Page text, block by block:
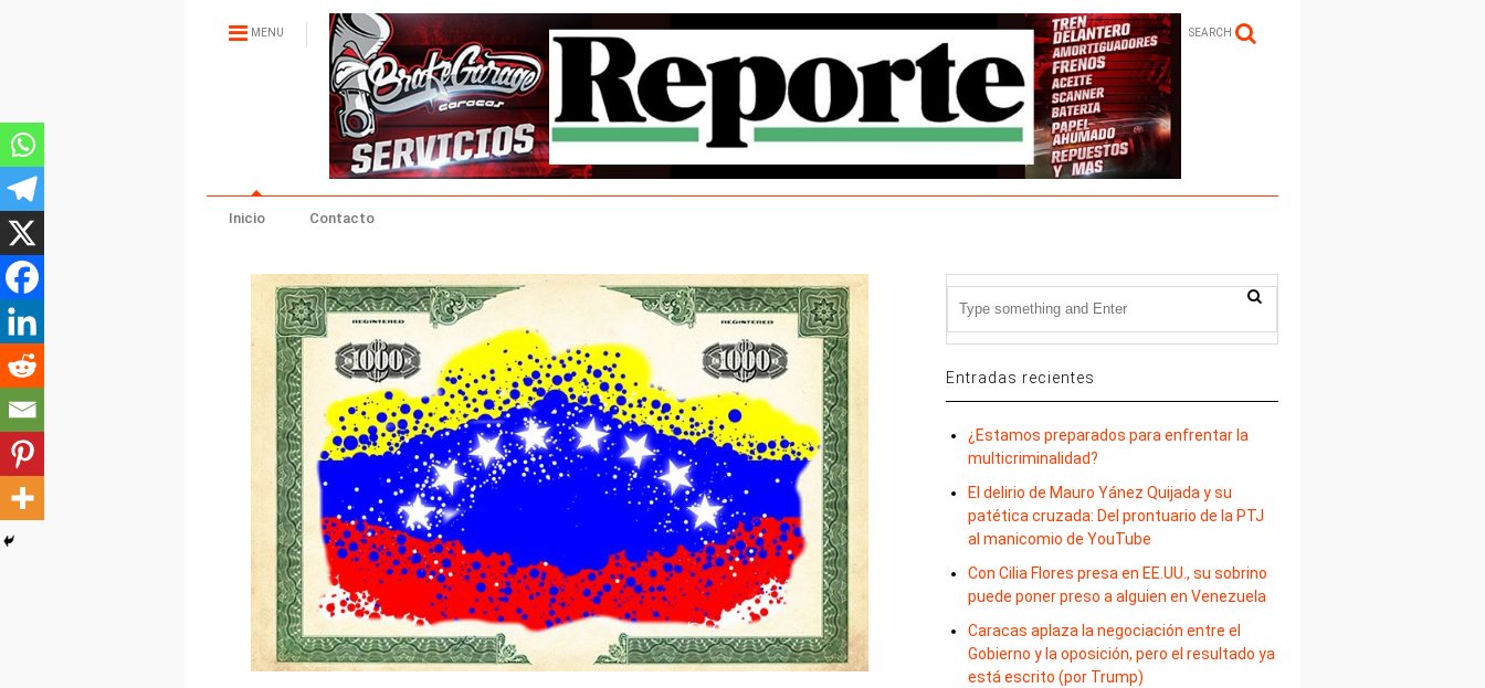
MENU SEARCH
Inicio Contacto
Entradas recientes
¿Estamos preparados para enfrentar la
multicriminalidad?
El delirio de Mauro Yánez Quijada y su
patética cruzada: Del prontuario de la PTJ
al manicomio de YouTube
Con Cilia Flores presa en EE.UU., su sobrino
puede poner preso a alguien en Venezuela
Caracas aplaza la negociación entre el
Gobierno y la oposición, pero el resultado ya
está escrito (por Trump)